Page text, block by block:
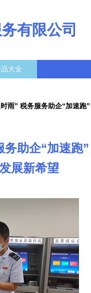
有限公司
大全
雨” 税务服务助企“加速跑”
务助企“加速跑”
展新希望